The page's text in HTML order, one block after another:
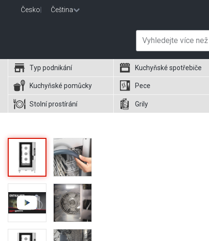
Česko Čeština
Typ podnikání Kuchyňské spotřebiče
Kuchyňské pomůcky Pece
Stolní prostírání Grily